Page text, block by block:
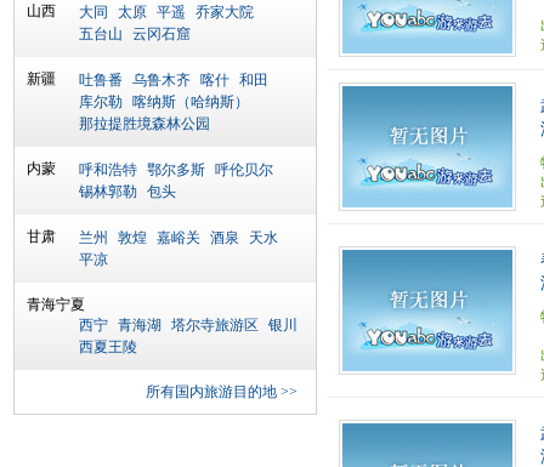
山西 大同 太原 平遥
乔家大院
五台山
云冈石窟
新疆 吐鲁番 乌鲁木齐 喀什 和田
库尔勒 喀纳斯（哈纳斯）
那拉提胜境森林公园
内蒙 呼和浩特 鄂尔多斯 呼伦贝尔
锡林郭勒 包头
甘肃 兰州 敦煌 嘉峪关 酒泉
天水
平凉
青海宁夏
西宁 青海湖 塔尔寺旅游区
银川
西夏王陵
所有国内旅游目的地 >>